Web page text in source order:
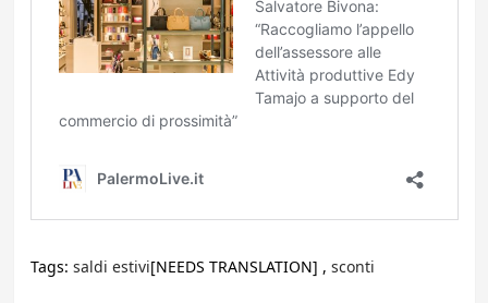
Tags: saldi estivi[NEEDS TRANSLATION] , sconti